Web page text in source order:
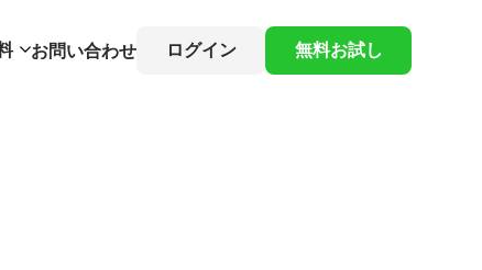
お問い合わせ ログイン 無料お試し